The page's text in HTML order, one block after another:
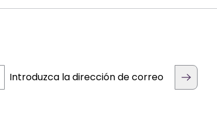
Introduzca la dirección de correo